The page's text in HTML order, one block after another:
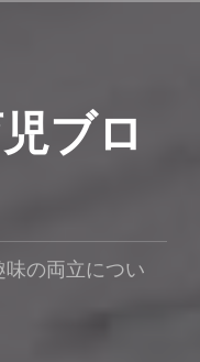
ブロ
味の両立につい